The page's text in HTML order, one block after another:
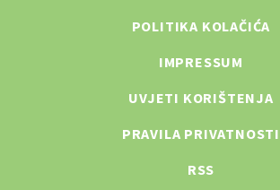
POLITIKA KOLAČIĆA
IMPRESSUM
UVJETI KORIŠTENJA
PRAVILA PRIVATNOSTI
RSS